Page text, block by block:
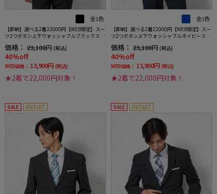
全1色
【即納】選べる2着22000円【WEB限定】スー
ツ2つボタン上下ウォッシャブルブラックスト
ライプ
価格： 23,100円 (税込)
40%off
WEB価格： 13,900円 (税込)
★2着で22,000円対象！
全1色
【即納】選べる2着22000円【WEB限定】スー
ツ2つボタン上下ウォッシャブルネイビースト
ライプ
価格： 23,100円 (税込)
40%off
WEB価格： 13,900円 (税込)
★2着で22,000円対象！
SALE OUTLET SALE OUTLET